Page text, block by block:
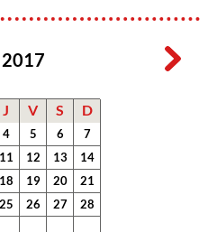
J V S D
4 5 6
7
11 12 13
14
18 19 20
21
25 26 27
28